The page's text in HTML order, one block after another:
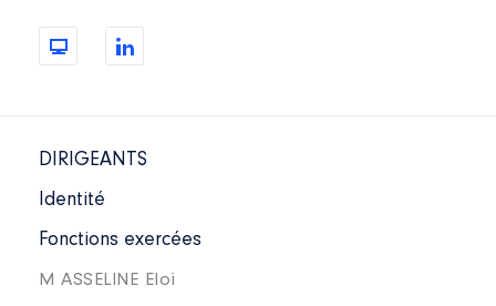
DIRIGEANTS
Identité
Fonctions exercées
M ASSELINE Eloi